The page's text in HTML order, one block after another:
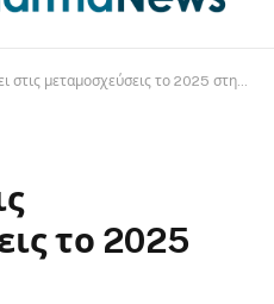
στις μεταμοσχεύσεις το 2025 στην Ελλάδα
το 2025